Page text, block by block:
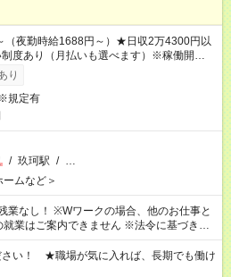
（夜勤時給1688円～）★日収2万4300円以
度あり（月払いも選べます）※稼働開始時
支払いとなります。
り
規定有
/ 玖珂駅 / …
ームなど＞
合、他のお仕事と
就業はご案内できません ※法令に基づき、
社会保険への加入対象となります ※労働者
原則禁止）により、短時間・短期間の就
合があります
さい！ ★職場が気に入れば、長期でも働け